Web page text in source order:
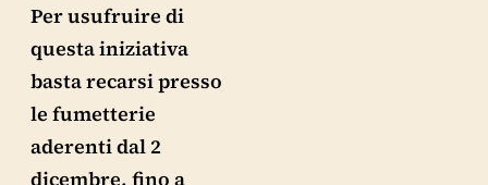
Per usufruire di
questa iniziativa
basta recarsi presso
le fumetterie
aderenti dal 2
dicembre, fino a